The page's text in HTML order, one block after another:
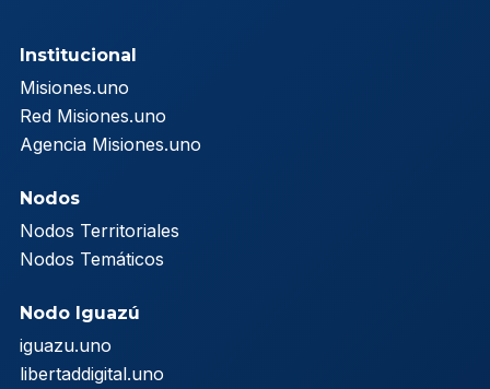
Institucional
Misiones.uno
Red Misiones.uno
Agencia Misiones.uno
Nodos
Nodos Territoriales
Nodos Temáticos
Nodo Iguazú
iguazu.uno
libertaddigital.uno